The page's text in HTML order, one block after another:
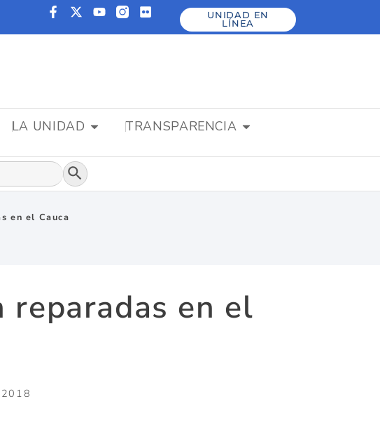
UNIDAD EN
LÍNEA
LA UNIDAD TRANSPARENCIA
Botón de búsqueda
en el Cauca
en el